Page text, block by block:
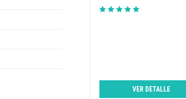
VER DETALLE